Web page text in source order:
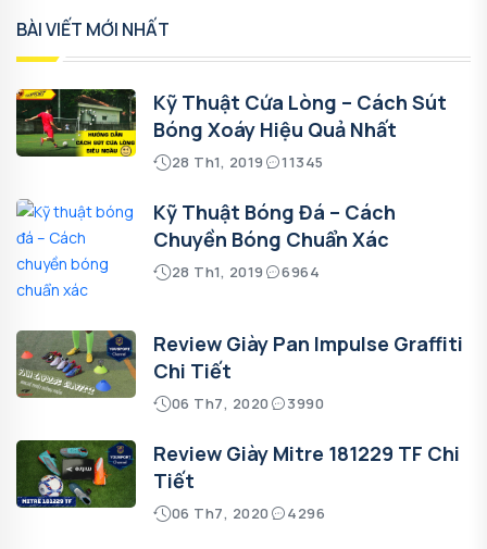
BÀI VIẾT MỚI NHẤT
Kỹ Thuật Cứa Lòng – Cách Sút
Bóng Xoáy Hiệu Quả Nhất
28 Th1, 2019 11345
Kỹ Thuật Bóng Đá – Cách
Chuyền Bóng Chuẩn Xác
28 Th1, 2019 6964
Review Giày Pan Impulse Graffiti
Chi Tiết
06 Th7, 2020 3990
Review Giày Mitre 181229 TF Chi
Tiết
06 Th7, 2020 4296